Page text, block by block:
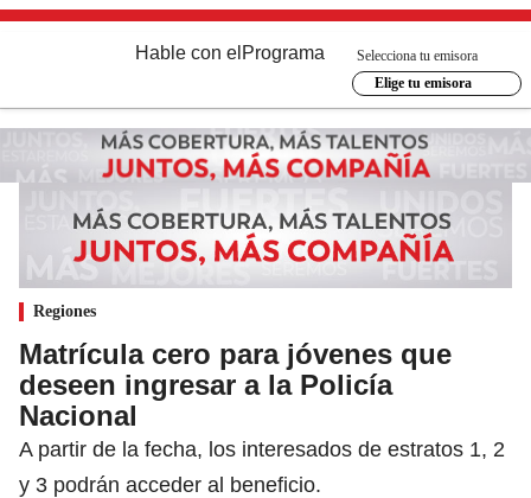
Hable con el Programa
Selecciona tu emisora
Elige tu emisora
Regiones
Matrícula cero para jóvenes que
deseen ingresar a la Policía
Nacional
A partir de la fecha, los interesados de estratos 1, 2
y 3 podrán acceder al beneficio.